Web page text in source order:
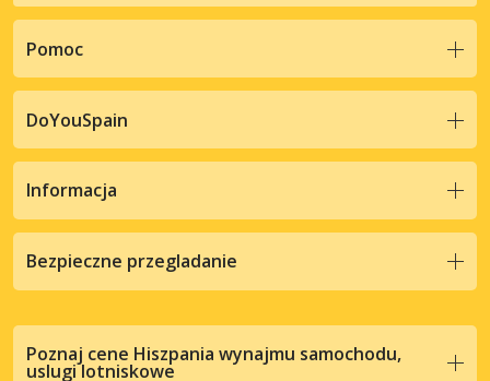
Pomoc
DoYouSpain
Informacja
Bezpieczne przegladanie
Poznaj cene Hiszpania wynajmu samochodu,
uslugi lotniskowe